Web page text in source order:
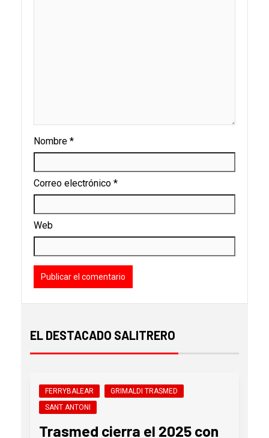
Nombre *
Correo electrónico *
Web
EL DESTACADO SALITRERO
FERRYBALEAR
GRIMALDI TRASMED
SANT ANTONI
Trasmed cierra el 2025 con